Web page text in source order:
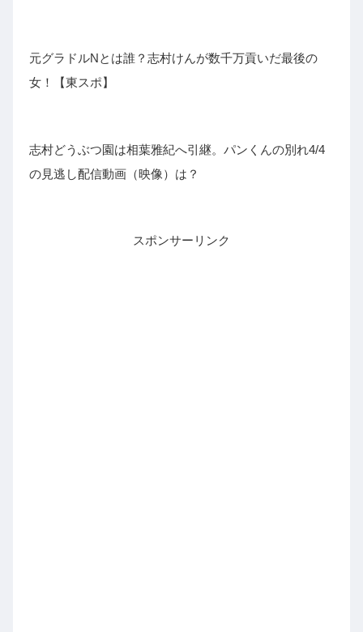
元グラドルNとは誰？志村けんが数千万貢いだ最後の
女！【東スポ】
志村どうぶつ園は相葉雅紀へ引継。パンくんの別れ4/4
の見逃し配信動画（映像）は？
スポンサーリンク